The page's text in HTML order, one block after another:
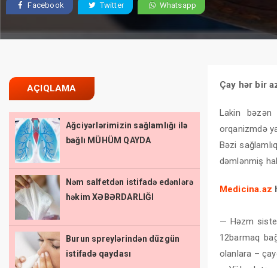
Facebook Twitter Whatsapp
AÇIQLAMA
Ağciyərlərimizin sağlamlığı ilə
bağlı MÜHÜM QAYDA
Nəm salfetdən istifadə edənlərə
həkim XƏBƏRDARLIĞI
Burun spreylərindən düzgün
istifadə qaydası
Çay hər bir
Lakin
orqanizmdə
Bəzi
dəmlənmiş
Medicina.az
— Həzm
12barmaq
olanlara –